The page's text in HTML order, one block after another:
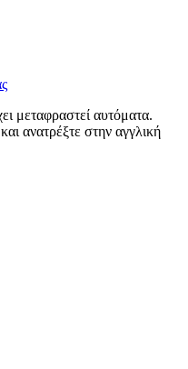
μεταφραστεί αυτόματα.
ανατρέξτε στην αγγλική